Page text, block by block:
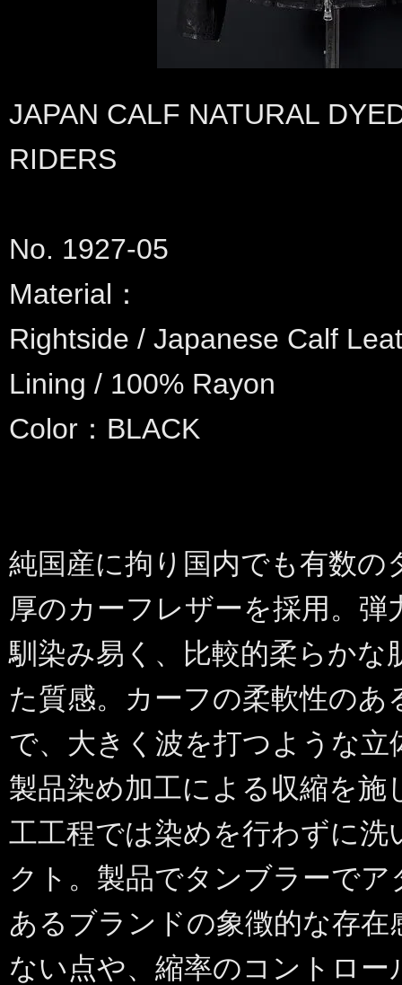
JAPAN CALF NATURAL
RIDERS
No. 1927-05
Material：
Rightside / Japanese Calf
Lining / 100% Rayon
Color：BLACK
純国産に拘り国内でも有数
厚のカーフレザーを採用。
馴染み易く、比較的柔らか
た質感。カーフの柔軟性の
で、大きく波を打つような
製品染め加工による収縮を
工工程では染めを行わずに
クト。製品でタンブラーで
あるブランドの象徴的な存
ない点や、縮率のコントロ